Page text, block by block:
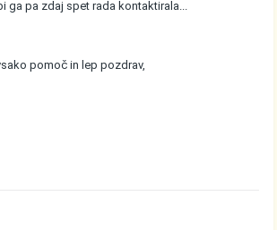
ga pa zdaj spet rada kontaktirala...
pomoč in lep pozdrav,